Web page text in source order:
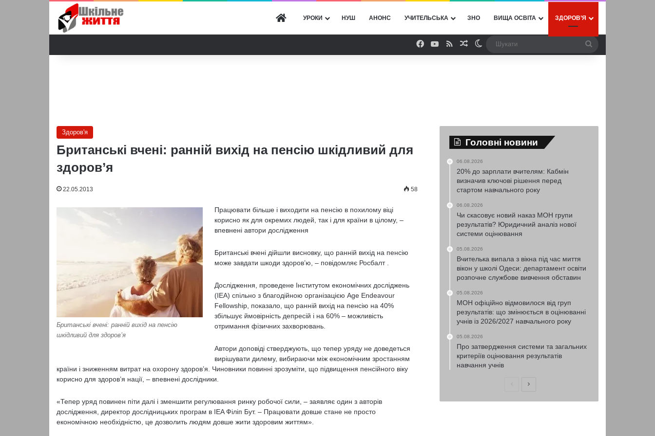
ГОЛОВНА
УРОКИ НУШ АНОНС УЧИТЕЛЬСЬКА ЗНО ВИЩА ОСВІТА ЗДОРОВ’Я
Facebook
YouTube
RSSВипадкова стаття
Switch skin
Здоров'я
Британські вчені: ранній вихід на пенсію шкідливий для
здоров’я
22.05.2013 58
Британські вчені: ранній вихід на пенсію
шкідливий для здоров’я
Працювати більше і виходити на пенсію в похилому віці
корисно як для окремих людей, так і для країни в цілому, –
впевнені автори дослідження
Британські вчені дійшли висновку, що ранній вихід на пенсію
може завдати шкоди здоров’ю, – повідомляє Росбалт .
Дослідження, проведене Інститутом економічних досліджень
(IEA) спільно з благодійною організацією Age Endeavour
Fellowship, показало, що ранній вихід на пенсію на 40%
збільшує ймовірність депресій і на 60% – можливість
отримання фізичних захворювань.
Автори доповіді стверджують, що тепер уряду не доведеться
вирішувати дилему, вибираючи між економічним зростанням
країни і зниженням витрат на охорону здоров’я. Чиновники повинні зрозуміти, що підвищення пенсійного віку
корисно для здоров’я нації, – впевнені дослідники.
«Тепер уряд повинен піти далі і зменшити регулювання ринку робочої сили, – заявляє один з авторів
дослідження, директор дослідницьких програм в IEA Філіп Бут. – Працювати довше стане не просто
економічною необхідністю, це дозволить людям довше жити здоровим життям».
Головні новини
06.08.2026
20% до зарплати вчителям: Кабмін
визначив ключові рішення перед
стартом навчального року
06.08.2026
Чи скасовує новий наказ МОН групи
результатів? Юридичний аналіз нової
системи оцінювання
05.08.2026
Вчителька випала з вікна під час миття
вікон у школі Одеси: департамент освіти
розпочне службове вивчення обставин
05.08.2026
МОН офіційно відмовилося від груп
результатів: що змінюється в оцінюванні
учнів із 2026/2027 навчального року
05.08.2026
Про затвердження системи та загальних
критеріїв оцінювання результатів
навчання учнів
ПопередняНаступна